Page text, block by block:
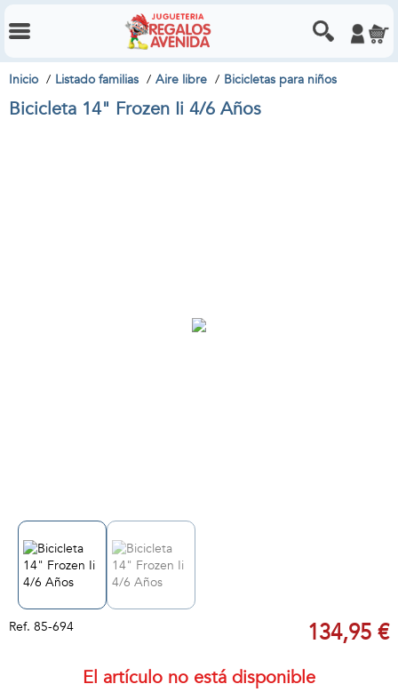
Inicio Listado familias Aire libre Bicicletas para niños
Bicicleta 14" Frozen Ii 4/6 Años
Ref. 85-694 134,95 €
El artículo no está disponible